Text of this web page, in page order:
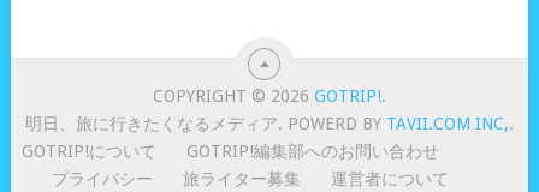
COPYRIGHT © 2026GOTRIP!.
明日、旅に行きたくなるメディア. POWERD BY TAVII.COM INC,.
GOTRIP!について
GOTRIP!編集部へのお問い合わせ
プライバシー
旅ライター募集 運営者について